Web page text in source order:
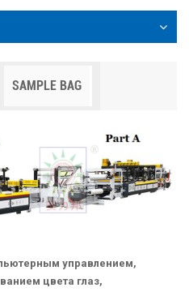
SAMPLE BAG
управлением,
цвета глаз,